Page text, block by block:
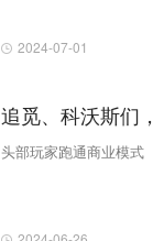
2024-07-01
追觅、科沃斯们
头部玩家跑通商业模式